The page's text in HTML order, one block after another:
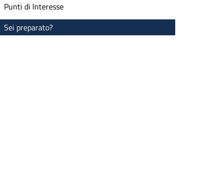
Punti di Interesse
Sei preparato?